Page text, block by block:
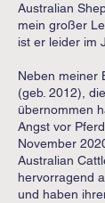
Australian
mein großer
ist er leider im
Neben meiner
(geb. 2012),
übernommen
Angst vor
November
Australian
hervorragend
und haben